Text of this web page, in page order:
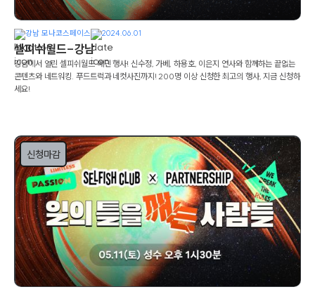
강남 모나코스페이스 2024.06.01
셀피쉬월드-강남
강남에서 열린 셀피쉬월드 메인 행사! 신수정, 가베, 하용호, 이은지 연사와 함께하는 끝없는
콘텐츠와 네트워킹. 푸드트럭과 네컷사진까지! 200명 이상 신청한 최고의 행사, 지금 신청하
세요!
신청마감